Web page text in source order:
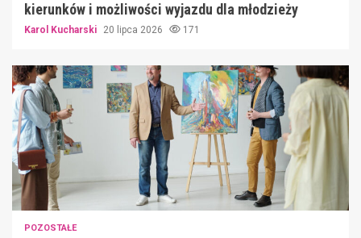
kierunków i możliwości wyjazdu dla młodzieży
Karol Kucharski 20 lipca 2026 171
POZOSTAŁE